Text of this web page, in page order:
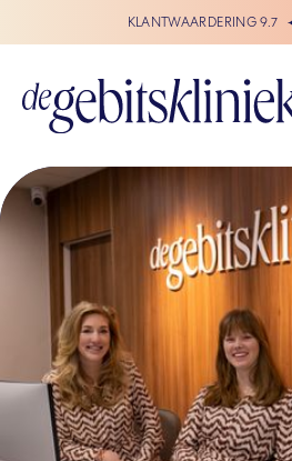
KLANTWAARDERING 9.7